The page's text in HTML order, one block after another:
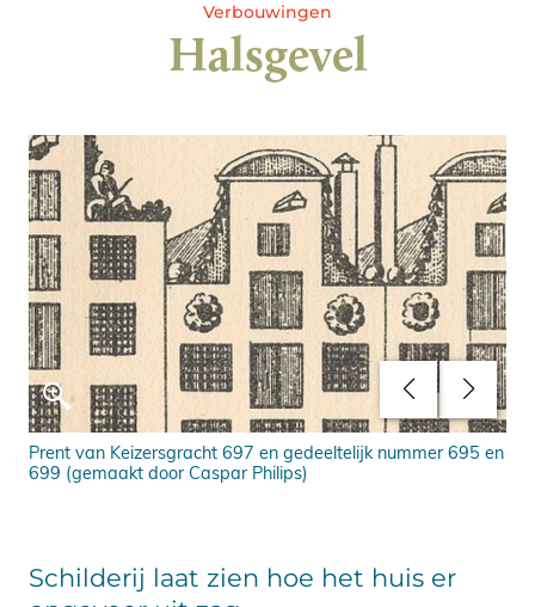
Verbouwingen
Halsgevel
Prent van Keizersgracht 697 en gedeeltelijk nummer 695 en
699 (gemaakt door Caspar Philips)
Schilderij laat zien hoe het huis er